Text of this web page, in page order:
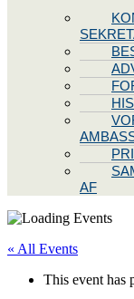
AF
« All Events
This event has